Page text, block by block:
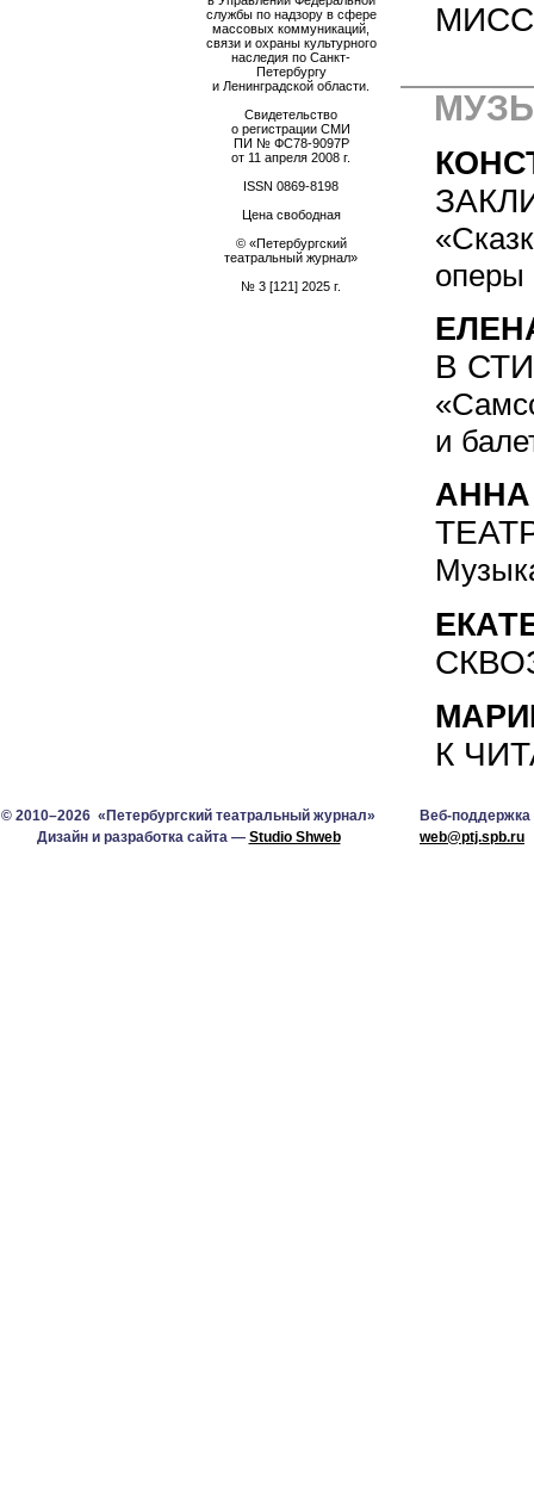
службы по надзору в сфере
массовых коммуникаций,
связи и охраны культурного
наследия по Санкт-
Петербургу
и Ленинградской области.
Свидетельство
о регистрации СМИ
ПИ № ФС78-9097Р
от 11 апреля 2008 г.
ISSN 0869-8198
Цена свободная
© «Петербургский
театральный журнал»
№ 3 [121] 2025 г.
оперы
В
и
АННА
К
© 2010–2026 «Петербургский театральный журнал»
Дизайн и разработка сайта — Studio Shweb
Веб-поддержка
web@ptj.spb.ru